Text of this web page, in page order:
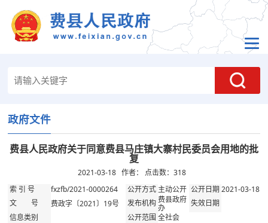
政府文件
费县人民政府关于同意费县马庄镇大寨村民委员会用地的批
复
2021-03-18 作者： 点击数：318
索 引 号 fxzfb/2021-0000264 公开方式 主动公开 公开日期2021-03-18
文 号 费政字〔2021〕19号 发布机构费县政府
办
失效日期
信息类别
公开范围全社会